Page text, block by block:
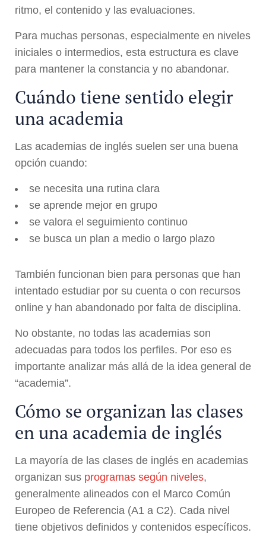
ritmo, el contenido y las evaluaciones.
Para muchas personas, especialmente en niveles
iniciales o intermedios, esta estructura es clave
para mantener la constancia y no abandonar.
Cuándo tiene sentido elegir
una academia
Las academias de inglés suelen ser una buena
opción cuando:
se necesita una rutina clara
se aprende mejor en grupo
se valora el seguimiento continuo
se busca un plan a medio o largo plazo
También funcionan bien para personas que han
intentado estudiar por su cuenta o con recursos
online y han abandonado por falta de disciplina.
No obstante, no todas las academias son
adecuadas para todos los perfiles. Por eso es
importante analizar más allá de la idea general de
“academia”.
Cómo se organizan las clases
en una academia de inglés
La mayoría de las clases de inglés en academias
organizan sus programas según niveles,
generalmente alineados con el Marco Común
Europeo de Referencia (A1 a C2). Cada nivel
tiene objetivos definidos y contenidos específicos.